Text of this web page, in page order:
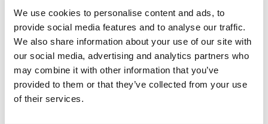
We use cookies to personalise content and ads, to
provide social media features and to analyse our traffic.
We also share information about your use of our site with
our social media, advertising and analytics partners who
may combine it with other information that you’ve
provided to them or that they’ve collected from your use
of their services.
READ MORE